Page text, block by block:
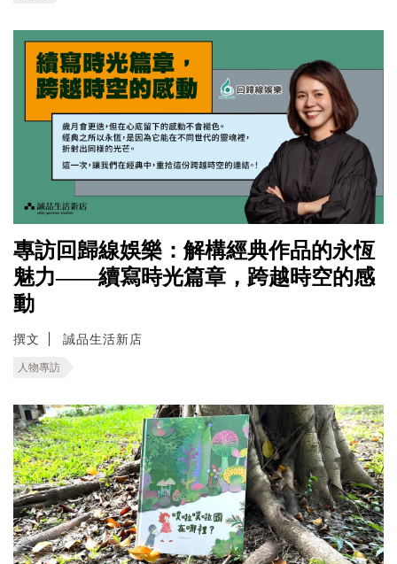
專訪回歸線娛樂：解構經典作品的永恆
魅力——續寫時光篇章，跨越時空的感
動
撰文 誠品生活新店
人物專訪